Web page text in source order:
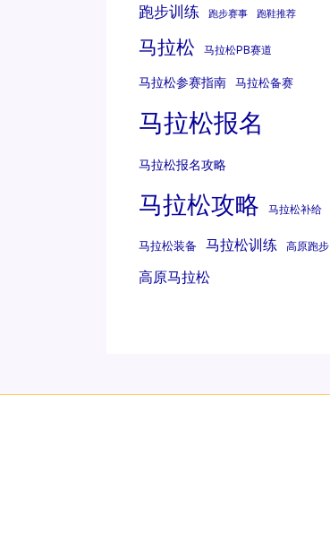
跑步训练 跑步赛事 跑鞋推荐
马拉松 马拉松PB赛道
马拉松参赛指南 马拉松备赛
马拉松报名
马拉松报名攻略
马拉松攻略 马拉松补给
马拉松装备 马拉松训练 高原跑步
高原马拉松